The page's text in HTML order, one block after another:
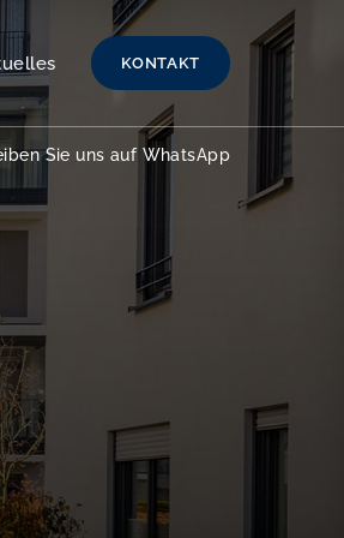
KONTAKT
Sie uns auf WhatsApp